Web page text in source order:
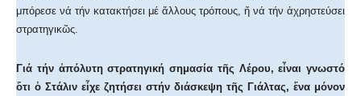
μπόρεσε νά τήν κατακτήσει μέ ἄλλους τρόπους, ἤ νά τήν ἀχρηστεύσει
στρατηγικῶς.
Γιά τήν ἀπόλυτη στρατηγική σημασία τῆς Λέρου, εἶναι γνωστό
ὅτι ὁ Στάλιν εἶχε ζητήσει στήν διάσκεψη τῆς Γιάλτας, ἕνα μόνον